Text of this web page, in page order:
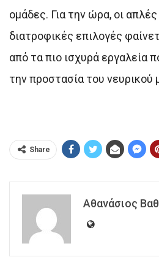
ομάδες. Για την ώρα, οι
διατροφικές επιλογές
από τα πιο ισχυρά εργαλεία
την προστασία του νευρικού
Share
Αθανάσιος